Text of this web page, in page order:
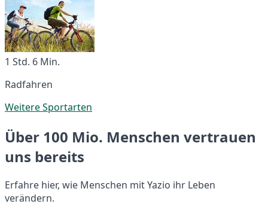
1 Std. 6 Min.
Radfahren
Weitere Sportarten
Über 100 Mio. Menschen vertrauen
uns bereits
Erfahre hier, wie Menschen mit Yazio ihr Leben
verändern.